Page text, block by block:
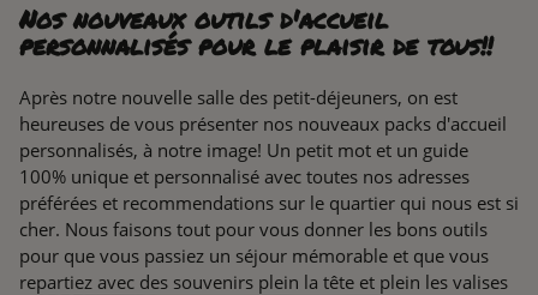
Nos nouveaux outils d'accueil
personnalisés pour le plaisir de tous!!
Après notre nouvelle salle des petit-déjeuners, on est
heureuses de vous présenter nos nouveaux packs d'accueil
personnalisés, à notre image! Un petit mot et un guide
100% unique et personnalisé avec toutes nos adresses
préférées et recommendations sur le quartier qui nous est si
cher. Nous faisons tout pour vous donner les bons outils
pour que vous passiez un séjour mémorable et que vous
repartiez avec des souvenirs plein la tête et plein les valises